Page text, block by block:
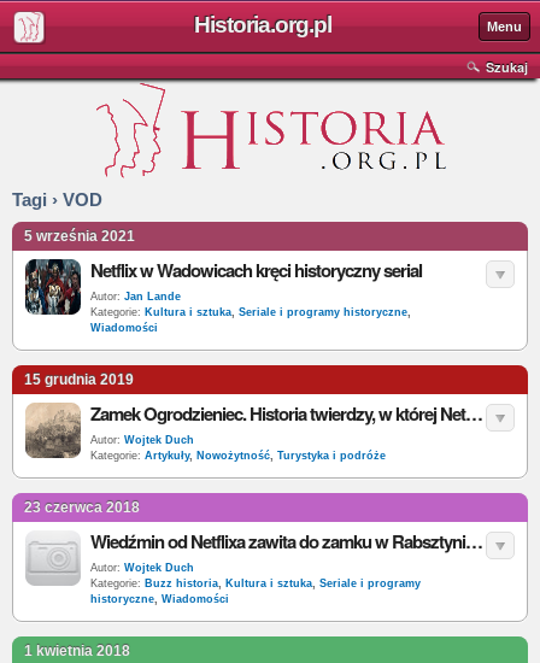
Historia.org.pl Menu
Szukaj
Tagi › VOD
5 września 2021
Netflix w Wadowicach kręci historyczny serial
Autor: Jan Lande
Kategorie: Kultura i sztuka, Seriale i programy historyczne,
Wiadomości
15 grudnia 2019
Zamek Ogrodzieniec. Historia twierdzy, w której Netflix kręcił Wiedźmina
Autor: Wojtek Duch
Kategorie: Artykuły, Nowożytność, Turystyka i podróże
23 czerwca 2018
Wiedźmin od Netflixa zawita do zamku w Rabsztynie? Twierdza jedną z możliwych lokacji serialu
Autor: Wojtek Duch
Kategorie: Buzz historia, Kultura i sztuka, Seriale i programy
historyczne, Wiadomości
1 kwietnia 2018